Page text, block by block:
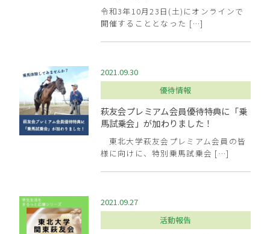
令和3年10月23日(土)にオンラインで
開催することとなった […]
2021.09.30
優待情報
萩友会プレミアム会員優待特典に「乗
馬試乗会」が加わりました！
東北大学萩友会プレミアム会員の皆
様に向けに、特別乗馬試乗会 […]
2021.09.27
活動報告